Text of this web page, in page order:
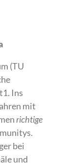
(TU
Ins
mit
richtige
bei
und